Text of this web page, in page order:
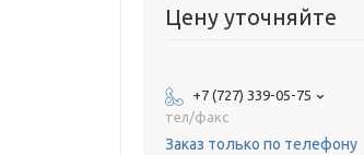
Цену уточняйте
+7 (727) 339-05-75
тел/факс
Заказ только по телефону